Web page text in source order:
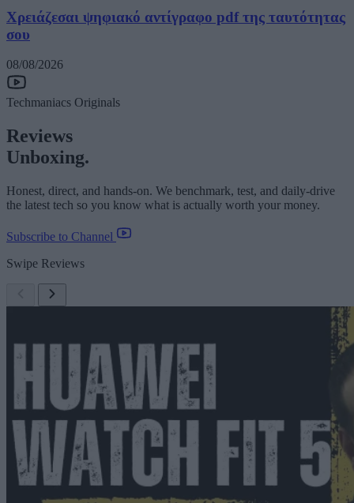
Χρειάζεσαι ψηφιακό αντίγραφο pdf της ταυτότητας
σου
08/08/2026
Techmaniacs Originals
Reviews
Unboxing.
Honest, direct, and hands-on. We benchmark, test, and daily-drive
the latest tech so you know what is actually worth your money.
Subscribe to Channel
Swipe Reviews